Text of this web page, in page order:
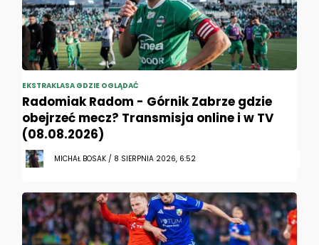
EKSTRAKLASA GDZIE OGLĄDAĆ
Radomiak Radom - Górnik Zabrze gdzie
obejrzeć mecz? Transmisja online i w TV
(08.08.2026)
MICHAŁ BOSAK / 8 SIERPNIA 2026, 6:52